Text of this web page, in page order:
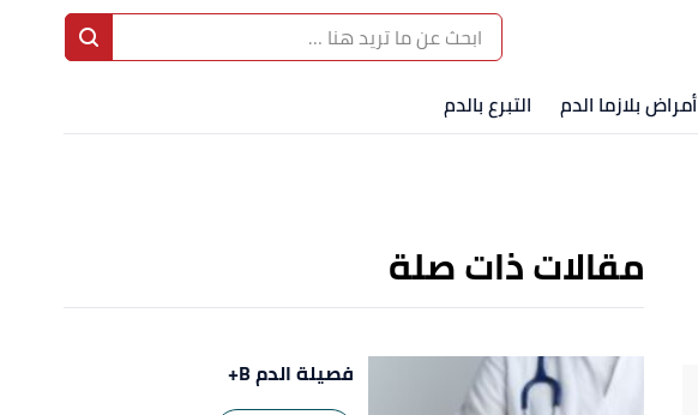
أمراض بلازما الدم التبرع بالدم
مقالات ذات صلة
فصيلة الدم B+